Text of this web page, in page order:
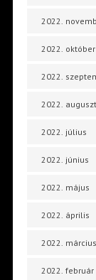
2022.
2022. október
2022.
2022.
2022. július
2022. június
2022. május
2022. április
2022. március
2022. február